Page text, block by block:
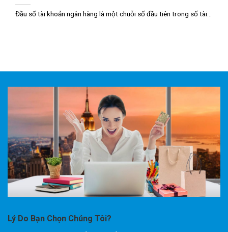
Đầu số tài khoản ngân hàng là một chuỗi số đầu tiên trong số tài...
Lý Do Bạn Chọn Chúng Tôi?